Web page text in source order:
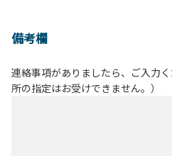
備考欄
連絡事項がありましたら、ご入力
所の指定はお受けできません。）